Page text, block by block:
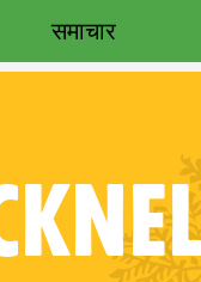
समाचार